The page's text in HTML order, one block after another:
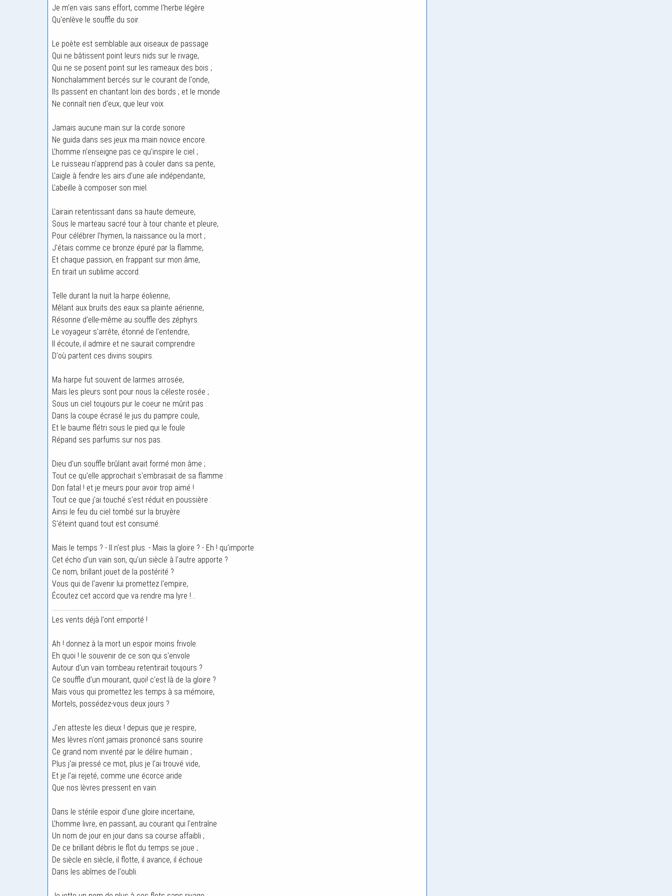
Je m'en vais sans effort, comme l'herbe légère
Qu'enlève le souffle du soir.
Le poète est semblable aux oiseaux de passage
Qui ne bâtissent point leurs nids sur le rivage,
Qui ne se posent point sur les rameaux des bois ;
Nonchalamment bercés sur le courant de l'onde,
Ils passent en chantant loin des bords ; et le monde
Ne connaît rien d'eux, que leur voix.
Jamais aucune main sur la corde sonore
Ne guida dans ses jeux ma main novice encore.
L'homme n'enseigne pas ce qu'inspire le ciel ;
Le ruisseau n'apprend pas à couler dans sa pente,
L'aigle à fendre les airs d'une aile indépendante,
L'abeille à composer son miel.
L'airain retentissant dans sa haute demeure,
Sous le marteau sacré tour à tour chante et pleure,
Pour célébrer l'hymen, la naissance ou la mort ;
J'étais comme ce bronze épuré par la flamme,
Et chaque passion, en frappant sur mon âme,
En tirait un sublime accord.
Telle durant la nuit la harpe éolienne,
Mêlant aux bruits des eaux sa plainte aérienne,
Résonne d'elle-même au souffle des zéphyrs.
Le voyageur s'arrête, étonné de l'entendre,
Il écoute, il admire et ne saurait comprendre
D'où partent ces divins soupirs.
Ma harpe fut souvent de larmes arrosée,
Mais les pleurs sont pour nous la céleste rosée ;
Sous un ciel toujours pur le coeur ne mûrit pas :
Dans la coupe écrasé le jus du pampre coule,
Et le baume flétri sous le pied qui le foule
Répand ses parfums sur nos pas.
Dieu d'un souffle brûlant avait formé mon âme ;
Tout ce qu'elle approchait s'embrasait de sa flamme :
Don fatal ! et je meurs pour avoir trop aimé !
Tout ce que j'ai touché s'est réduit en poussière :
Ainsi le feu du ciel tombé sur la bruyère
S'éteint quand tout est consumé.
Mais le temps ? - Il n'est plus. - Mais la gloire ? - Eh ! qu'importe
Cet écho d'un vain son, qu'un siècle à l'autre apporte ?
Ce nom, brillant jouet de la postérité ?
Vous qui de l'avenir lui promettez l'empire,
Écoutez cet accord que va rendre ma lyre !...
...............................................
Les vents déjà l'ont emporté !
Ah ! donnez à la mort un espoir moins frivole.
Eh quoi ! le souvenir de ce son qui s'envole
Autour d'un vain tombeau retentirait toujours ?
Ce souffle d'un mourant, quoi! c'est là de la gloire ?
Mais vous qui promettez les temps à sa mémoire,
Mortels, possédez-vous deux jours ?
J'en atteste les dieux ! depuis que je respire,
Mes lèvres n'ont jamais prononcé sans sourire
Ce grand nom inventé par le délire humain ;
Plus j'ai pressé ce mot, plus je l'ai trouvé vide,
Et je l'ai rejeté, comme une écorce aride
Que nos lèvres pressent en vain.
Dans le stérile espoir d'une gloire incertaine,
L'homme livre, en passant, au courant qui l'entraîne
Un nom de jour en jour dans sa course affaibli ;
De ce brillant débris le flot du temps se joue ;
De siècle en siècle, il flotte, il avance, il échoue
Dans les abîmes de l'oubli.